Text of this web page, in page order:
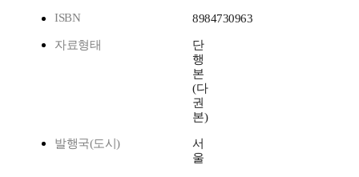
ISBN
8984730963
자료형태
단
행
본
(다
권
본)
발행국(도시)
서
울